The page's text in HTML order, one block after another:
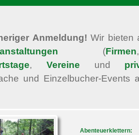
Anmeldung! Wir bieten
(Firmen
,Vereine und
und Einzelbucher-Events
Abenteuerklettern: